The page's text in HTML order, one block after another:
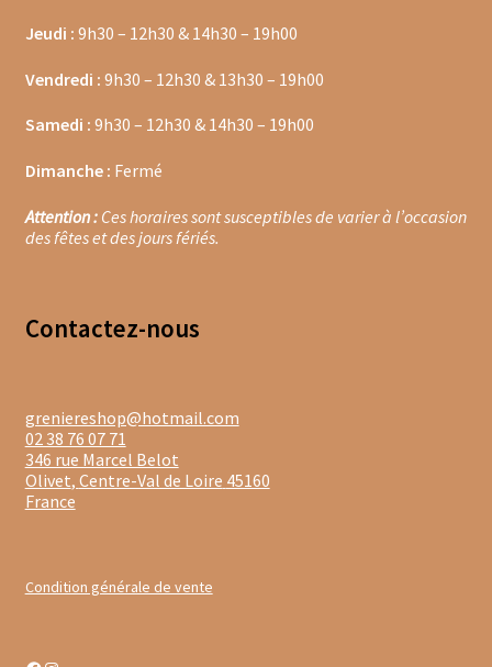
Confitures aux fruits exotiques
Confitures aux fruits rouges
Confitures de fleurs
Pâtes à tartiner
Faïence de Gien
L’école du café
Jeudi : 9h30 – 12h30 & 14h30 – 19h00
Vendredi : 9h30 – 12h30 & 13h30 – 19h00
Samedi : 9h30 – 12h30 & 14h30 – 19h00
Dimanche : Fermé
Attention :Ces horaires sont susceptibles de varier à l’occasion
des fêtes et des jours fériés.
Contactez-nous
greniereshop@hotmail.com
02 38 76 07 71
346 rue Marcel Belot
Olivet, Centre-Val de Loire 45160
France
Condition générale de vente